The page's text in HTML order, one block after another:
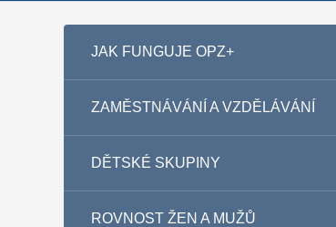
JAK FUNGUJE OPZ+
ZAMĚSTNÁVÁNÍ A VZDĚLÁVÁNÍ
DĚTSKÉ SKUPINY
ROVNOST ŽEN A MUŽŮ